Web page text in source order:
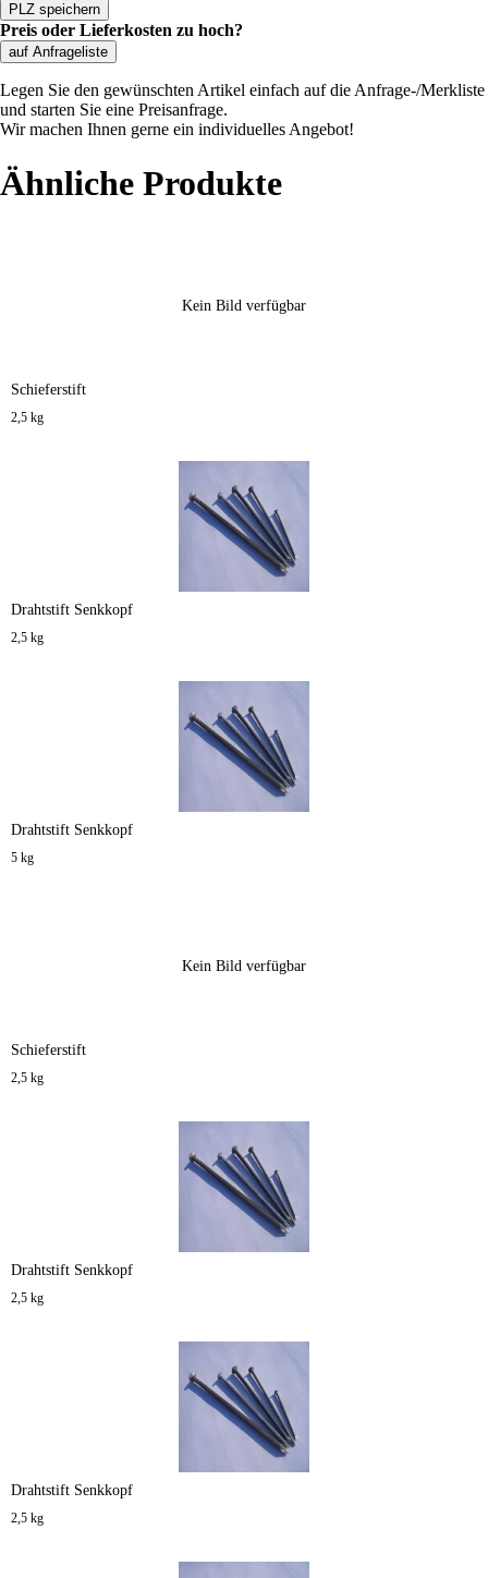
PLZ speichern
Preis oder Lieferkosten zu hoch?
auf Anfrageliste
Legen Sie den gewünschten Artikel einfach auf die Anfrage-/Merkliste
und starten Sie eine Preisanfrage.
Wir machen Ihnen gerne ein individuelles Angebot!
Ähnliche Produkte
Kein Bild verfügbar
Schieferstift
2,5 kg
Drahtstift Senkkopf
2,5 kg
Drahtstift Senkkopf
5 kg
Kein Bild verfügbar
Schieferstift
2,5 kg
Drahtstift Senkkopf
2,5 kg
Drahtstift Senkkopf
2,5 kg